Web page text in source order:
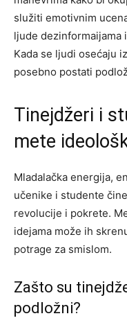
služiti emotivnim
ljude dezinformaijama
Kada se ljudi osećaju
posebno postati
Tinejdžeri i
mete
Mladalačka energija,
učenike i studente
revolucije i pokrete.
idejama može ih
potrage za smislom.
Zašto su
podložni?